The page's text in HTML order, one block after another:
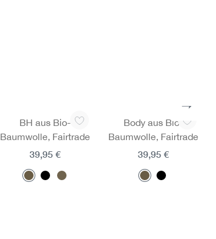
BH aus Bio-
Baumwolle, Fairtrade
39,95 €
Body aus Bio-
Baumwolle, Fairtrade
39,95 €